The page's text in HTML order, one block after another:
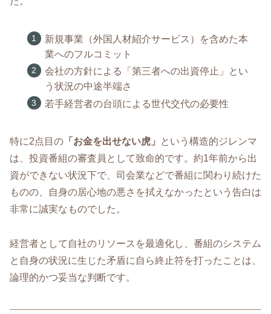
新規事業（外国人材紹介サービス）を含めた本
業へのフルコミット
会社の方針による「第三者への出資停止」とい
う状況の中途半端さ
若手経営者の台頭による世代交代の必要性
特に2点目の 「お金を出せない虎」
という構造的ジレンマ
は、投資番組の審査員として致命的です。約1年前から出
資ができない状況下で、司会業などで番組に関わり続けた
ものの、自身の居心地の悪さを拭えなかったという告白は
非常に誠実なものでした。
経営者として自社のリソースを最適化し、番組のシステム
と自身の状況に生じた矛盾に自ら終止符を打ったことは、
論理的かつ妥当な判断です。